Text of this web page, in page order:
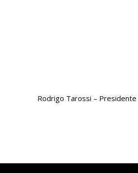
Rodrigo Tarossi – Presidente